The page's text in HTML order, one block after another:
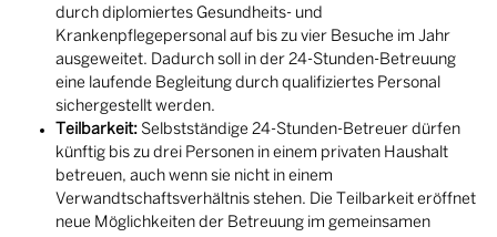
durch diplomiertes Gesundheits- und
Krankenpflegepersonal auf bis zu vier Besuche im Jahr
ausgeweitet. Dadurch soll in der 24-Stunden-Betreuung
eine laufende Begleitung durch qualifiziertes Personal
sichergestellt werden.
Teilbarkeit: Selbstständige 24-Stunden-Betreuer dürfen
künftig bis zu drei Personen in einem privaten Haushalt
betreuen, auch wenn sie nicht in einem
Verwandtschaftsverhältnis stehen. Die Teilbarkeit eröffnet
neue Möglichkeiten der Betreuung im gemeinsamen